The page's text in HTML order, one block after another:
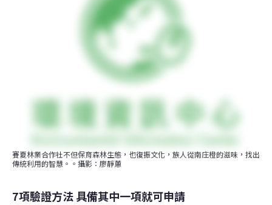
賽夏林業合作社不但保育森林生態，也復振文化，族人從南庄橙的滋味，找出
傳統利用的智慧。。攝影：廖靜蕙
7項驗證方法 具備其中一項就可申請